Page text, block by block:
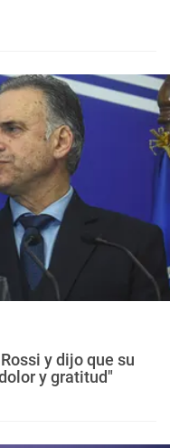
y dijo que su
y gratitud"